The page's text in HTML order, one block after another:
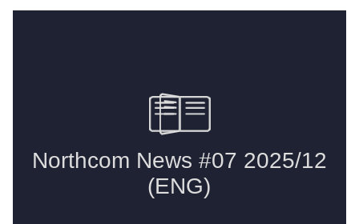
Bli kjent med vår sommeransatt Martin
Northcom kjøper LS Elektronik AB
Northcom deltar på Critical Communications World 2023
Elistair introduserer ORION Heavy Lift